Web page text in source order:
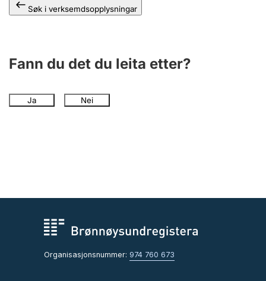
Søk i verksemdsopplysningar
Fann du det du leita etter?
Ja Nei
Organisasjonsnummer: 974 760 673